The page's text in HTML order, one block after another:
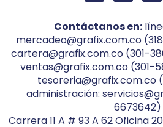
Contáctanos en:
mercadeo@grafix.com.co
cartera@grafix.com.co (301-
ventas@grafix.com.co (301-
tesoreria@grafix.com.co
administración:
6673642)
Carrera 11 A # 93 A 62 Oficina